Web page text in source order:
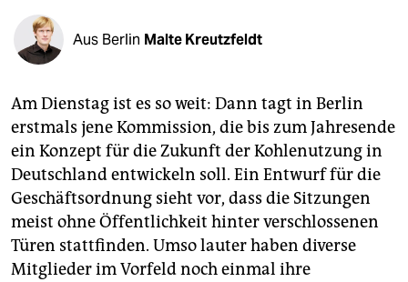
fragen & hilfe
abo
genossenschaft
epaper login
Aus Berlin Malte Kreutzfeldt
Am Dienstag ist es so weit: Dann tagt in Berlin
erstmals jene Kommission, die bis zum Jahresende
ein Konzept für die Zukunft der Kohlenutzung in
Deutschland entwickeln soll. Ein Entwurf für die
Geschäftsordnung sieht vor, dass die Sitzungen
meist ohne Öffentlichkeit hinter verschlossenen
Türen stattfinden. Umso lauter haben diverse
Mitglieder im Vorfeld noch einmal ihre